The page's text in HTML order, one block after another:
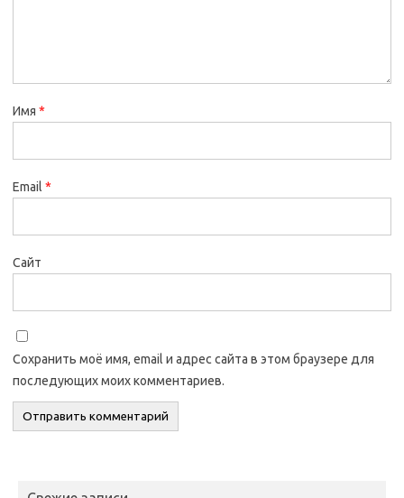
Имя *
Email *
Сайт
Сохранить моё имя, email и адрес сайта в этом браузере для
последующих моих комментариев.